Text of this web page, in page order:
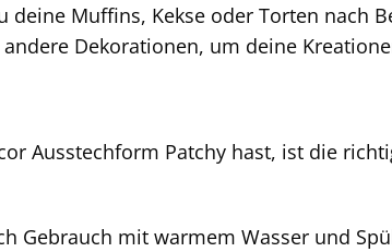
deine Muffins, Kekse oder Torten nach
Dekorationen, um deine
Ausstechform Patchy hast, ist die
Gebrauch mit warmem Wasser und